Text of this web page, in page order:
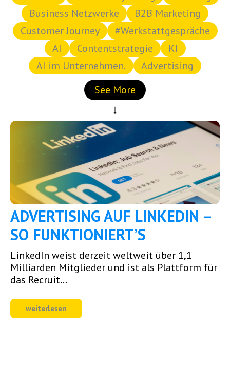
Business Netzwerke
B2B Marketing
Customer Journey
#Werkstattgespräche
AI
Contentstrategie
KI
AI im Unternehmen.
Advertising
See More
ADVERTISING AUF LINKEDIN –
SO FUNKTIONIERT’S
LinkedIn weist derzeit weltweit über 1,1
Milliarden Mitglieder und ist als Plattform für
das Recruit...
weiterlesen